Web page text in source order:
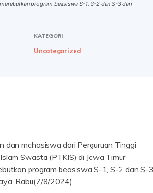
program beasiswa S-1, S-2 dan S-3 dari
KATEGORI
Uncategorized
mahasiswa dari Perguruan Tinggi
Swasta (PTKIS) di Jawa Timur
program beasiswa S-1, S-2 dan S-3
Rabu(7/8/2024).